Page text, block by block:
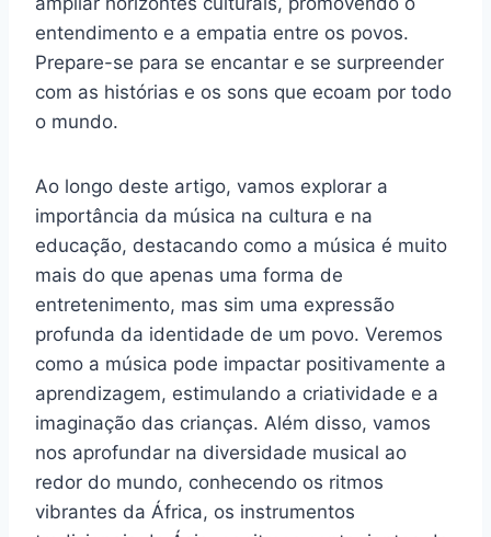
entendimento e a empatia entre os povos.
Prepare-se para se encantar e se surpreender
com as histórias e os sons que ecoam por todo
o mundo.
Ao longo deste artigo, vamos explorar a
importância da música na cultura e na
educação, destacando como a música é muito
mais do que apenas uma forma de
entretenimento, mas sim uma expressão
profunda da identidade de um povo. Veremos
como a música pode impactar positivamente a
aprendizagem, estimulando a criatividade e a
imaginação das crianças. Além disso, vamos
nos aprofundar na diversidade musical ao
redor do mundo, conhecendo os ritmos
vibrantes da África, os instrumentos